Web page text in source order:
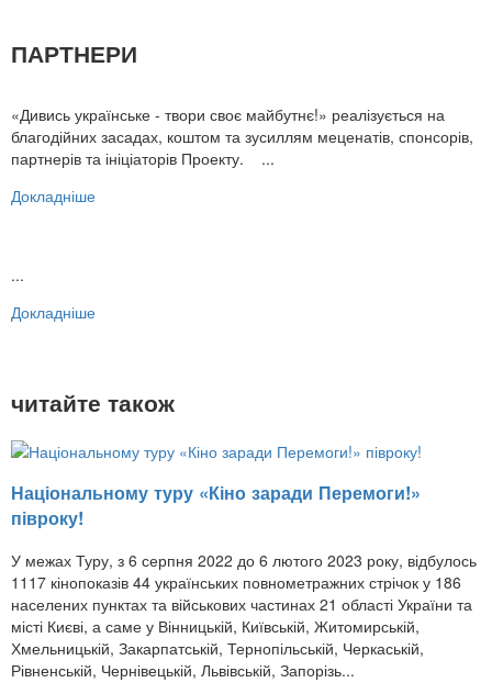
ПАРТНЕРИ
«Дивись українське - твори своє майбутнє!» реалізується на
благодійних засадах, коштом та зусиллям меценатів, спонсорів,
партнерів та ініціаторів Проекту. ...
Докладніше
...
Докладніше
читайте також
Національному туру «Кіно заради Перемоги!»
півроку!
У межах Туру, з 6 серпня 2022 до 6 лютого 2023 року, відбулось
1117 кінопоказів 44 українських повнометражних стрічок у 186
населених пунктах та військових частинах 21 області України та
місті Києві, а саме у Вінницькій, Київській, Житомирській,
Хмельницькій, Закарпатській, Тернопільській, Черкаській,
Рівненській, Чернівецькій, Львівській, Запорізь...